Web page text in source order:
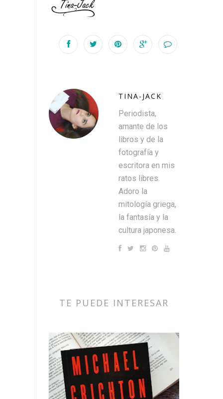
TINA-JACK
Periodista,
amante de los
libros y de la
fotografía y
escritora en mis
ratos libres.
Adoro la
mitología griega,
la fantasía y la
cultura japonesa.
TE PUEDE INTERESAR